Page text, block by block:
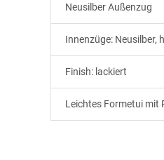
Neusilber Außenzug
Innenzüge: Neusilber,
Finish: lackiert
Leichtes Formetui mit